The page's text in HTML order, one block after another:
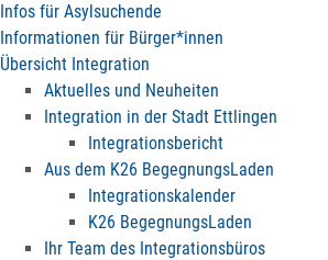
Infos für Asylsuchende
Informationen für Bürger*innen
Übersicht Integration
Aktuelles und Neuheiten
Integration in der Stadt Ettlingen
Integrationsbericht
Aus dem K26 BegegnungsLaden
Integrationskalender
K26 BegegnungsLaden
Ihr Team des Integrationsbüros